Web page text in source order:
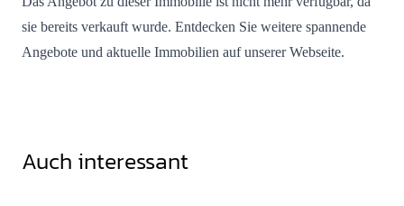
sie bereits verkauft wurde. Entdecken Sie weitere spannende
Angebote und aktuelle Immobilien auf unserer Webseite.
Auch interessant